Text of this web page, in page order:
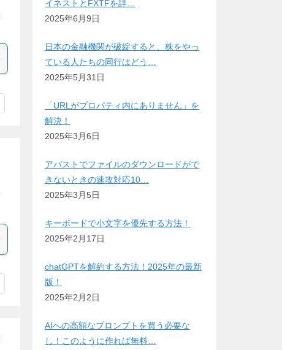
イネストとFXTFを詳…
2025年6月9日
日本の金融機関が破綻すると、株をやっ
ている人たちの同行はどう…
2025年5月31日
「URLがプロパティ内にありません」を
解決！
2025年3月6日
アバストでファイルのダウンロードがで
きないときの速攻対応10…
2025年3月5日
キーボードで小文字を優先する方法！
2025年2月17日
chatGPTを解約する方法！2025年の最新
版！
2025年2月2日
AIへの高額なプロンプトを買う必要な
し！このように作れば無料…